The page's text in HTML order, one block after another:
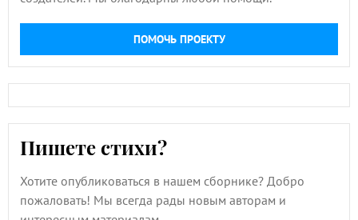
ПОМОЧЬ ПРОЕКТУ
Пишете стихи?
Хотите опубликоваться в нашем сборнике? Добро
пожаловать! Мы всегда рады новым авторам и